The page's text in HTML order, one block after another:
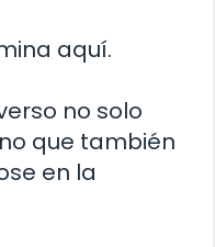
aquí.
no solo
que también
en la